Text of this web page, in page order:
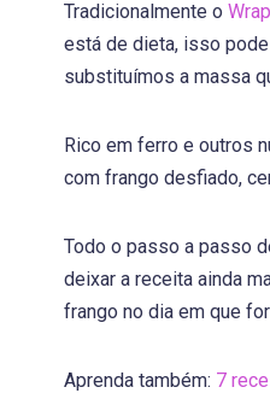
Tradicionalmente o Wrap
está de dieta, isso
substituímos a massa
Rico em ferro e outros
com frango desfiado,
Todo o passo a passo
deixar a receita ainda
frango no dia em que
Aprenda também: 7